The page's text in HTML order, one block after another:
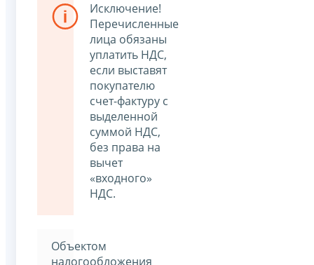
Исключение!
Перечисленные
лица обязаны
уплатить НДС,
если выставят
покупателю
счет-фактуру с
выделенной
суммой НДС,
без права на
вычет
«входного»
НДС.
Объектом
налогообложения